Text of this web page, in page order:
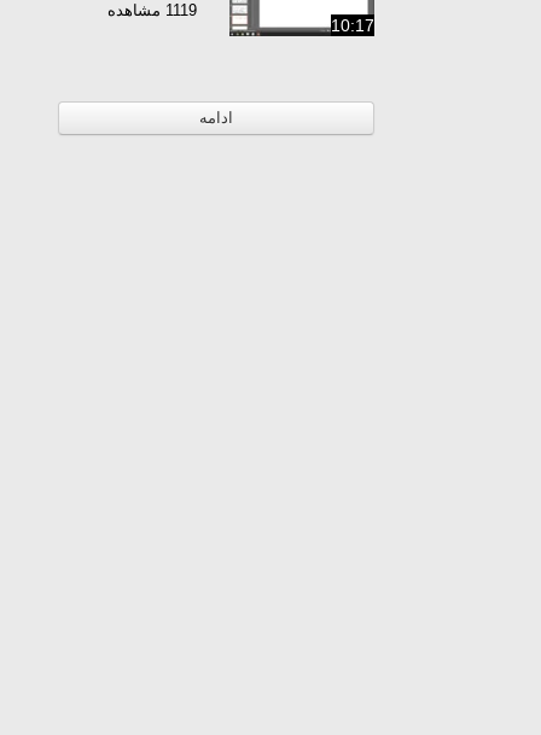
10:17
1119 مشاهده
ادامه